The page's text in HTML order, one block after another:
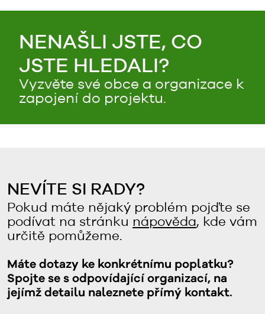
NENAŠLI JSTE, CO
JSTE HLEDALI?
Vyzvěte své obce a organizace k
zapojení do projektu.
NEVÍTE SI RADY?
Pokud máte nějaký problém pojďte se
podívat na stránku nápověda, kde vám
určitě pomůžeme.
Máte dotazy ke konkrétnímu poplatku?
Spojte se s odpovídající organizací, na
jejímž detailu naleznete přímý kontakt.